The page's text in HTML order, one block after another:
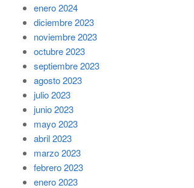
enero 2024
diciembre 2023
noviembre 2023
octubre 2023
septiembre 2023
agosto 2023
julio 2023
junio 2023
mayo 2023
abril 2023
marzo 2023
febrero 2023
enero 2023